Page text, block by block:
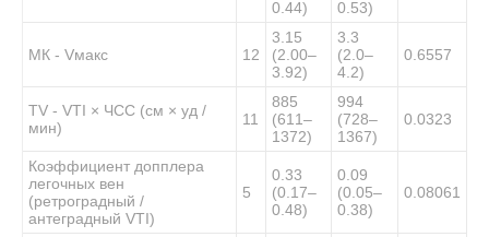
0.44) 0.53)
МК ‐ Vмакс 12
3.15
(2.00–
3.92)
3.3
(2.0–
4.2)
0.6557
TV ‐ VTI × ЧСС (см × уд /
мин)
11
885
(611–
1372)
994
(728–
1367)
0.0323
Коэффициент допплера
легочных вен
(ретроградный /
антеградный VTI)
5
0.33
(0.17–
0.48)
0.09
(0.05–
0.38)
0.08061